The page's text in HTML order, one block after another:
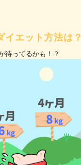
イエット方法は？
待ってるかも！？